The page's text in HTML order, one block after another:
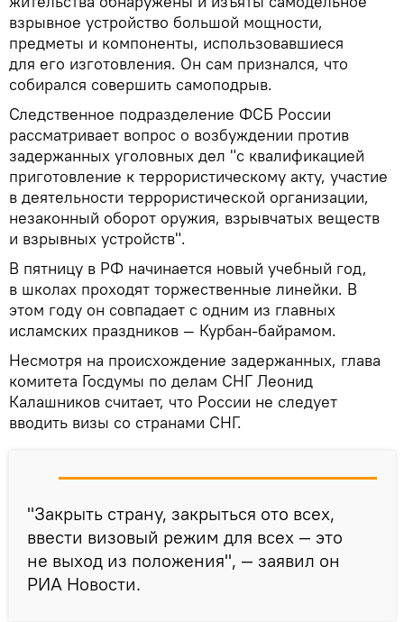
взрывное устройство большой мощности,
предметы и компоненты, использовавшиеся
для его изготовления. Он сам признался, что
собирался совершить самоподрыв.
Следственное подразделение ФСБ России
рассматривает вопрос о возбуждении против
задержанных уголовных дел "с квалификацией
приготовление к террористическому акту, участие
в деятельности террористической организации,
незаконный оборот оружия, взрывчатых веществ
и взрывных устройств".
В пятницу в РФ начинается новый учебный год,
в школах проходят торжественные линейки. В
этом году он совпадает с одним из главных
исламских праздников — Курбан-байрамом.
Несмотря на происхождение задержанных, глава
комитета Госдумы по делам СНГ Леонид
Калашников считает, что России не следует
вводить визы со странами СНГ.
"Закрыть страну, закрыться ото всех,
ввести визовый режим для всех — это
не выход из положения", — заявил он
РИА Новости.